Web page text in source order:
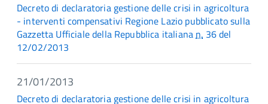
Decreto di declaratoria gestione delle crisi in agricoltura
- interventi compensativi Regione Lazio pubblicato sulla
Gazzetta Ufficiale della Repubblica italianan. 36 del
12/02/2013
21/01/2013
Decreto di declaratoria gestione delle crisi in agricoltura